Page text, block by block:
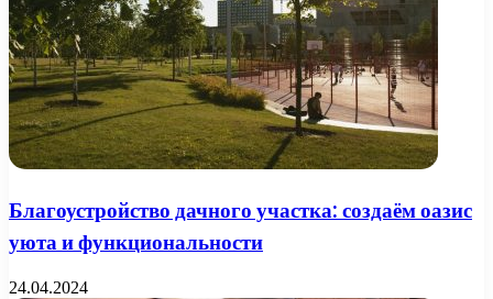
Благоустройство дачного участка: создаём оазис
уюта и функциональности
24.04.2024